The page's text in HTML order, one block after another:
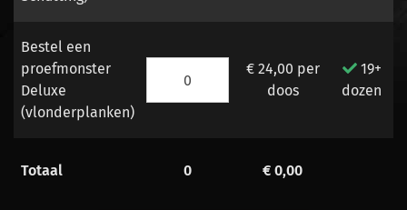
Bestel een
proefmonster
Deluxe
(vlonderplanken)
€ 24,00 per
doos
19+
dozen
Totaal 0 €0,00